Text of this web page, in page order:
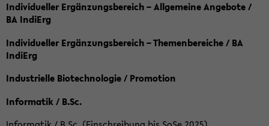
Individueller Ergänzungsbereich – Allgemeine Angebote /
BA IndiErg
Individueller Ergänzungsbereich – Themenbereiche / BA
IndiErg
Industrielle Biotechnologie / Promotion
Informatik / B.Sc.